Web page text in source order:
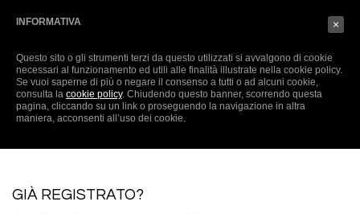
GIÀ REGISTRATO?
×
INFORMATIVA
Questo sito o gli strumenti terzi da questo utilizzati si avvalgono di cookie
necessari al funzionamento ed utili alle finalità illustrate nella cookie policy.
Se vuoi saperne di più o negare il consenso a tutti o ad alcuni cookie,
consulta la cookie policy. Chiudendo questo banner, scorrendo questa
pagina, cliccando su un link o proseguendo la navigazione in altra
maniera, acconsenti all’uso dei cookie.